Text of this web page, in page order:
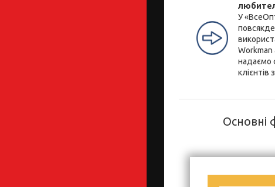
У
Workman
надаємо
клієнтів
Основні